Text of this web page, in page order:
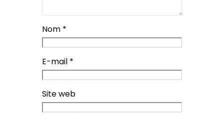
Nom *
E-mail *
Site web